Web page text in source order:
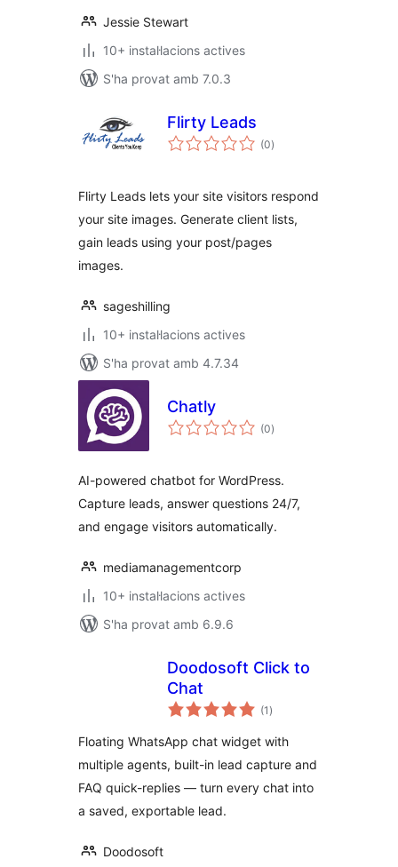
Jessie Stewart
10+ instal·lacions actives
S'ha provat amb 7.0.3
Flirty Leads
(0puntuacions
totals
)
Flirty Leads lets your site visitors respond
your site images. Generate client lists,
gain leads using your post/pages
images.
sageshilling
10+ instal·lacions actives
S'ha provat amb 4.7.34
Chatly
(0puntuacions
totals
)
AI-powered chatbot for WordPress.
Capture leads, answer questions 24/7,
and engage visitors automatically.
mediamanagementcorp
10+ instal·lacions actives
S'ha provat amb 6.9.6
Doodosoft Click to
Chat
(1 puntuacions
totals
)
Floating WhatsApp chat widget with
multiple agents, built-in lead capture and
FAQ quick-replies — turn every chat into
a saved, exportable lead.
Doodosoft